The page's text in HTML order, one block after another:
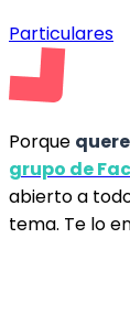
Particulares
Porque
grupo de
abierto a
tema. Te lo